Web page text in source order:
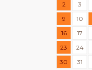
2
3
9
10
16
17
23
24
30
31